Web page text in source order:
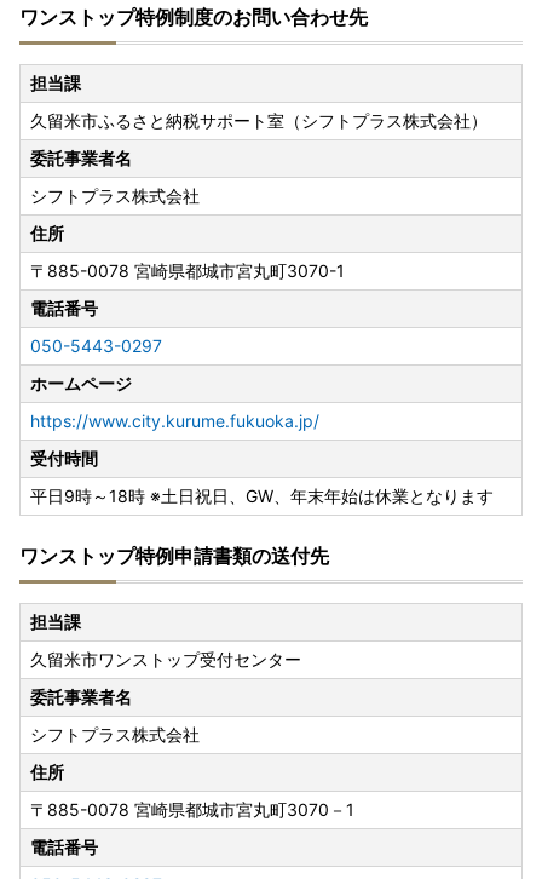
ワンストップ特例制度のお問い合わせ先
担当課
久留米市ふるさと納税サポート室（シフトプラス株式会社）
委託事業者名
シフトプラス株式会社
住所
〒885-0078 宮崎県都城市宮丸町3070-1
電話番号
050-5443-0297
ホームページ
https://www.city.kurume.fukuoka.jp/
受付時間
平日9時～18時 ※土日祝日、GW、年末年始は休業となります
ワンストップ特例申請書類の送付先
担当課
久留米市ワンストップ受付センター
委託事業者名
シフトプラス株式会社
住所
〒885-0078 宮崎県都城市宮丸町3070－1
電話番号